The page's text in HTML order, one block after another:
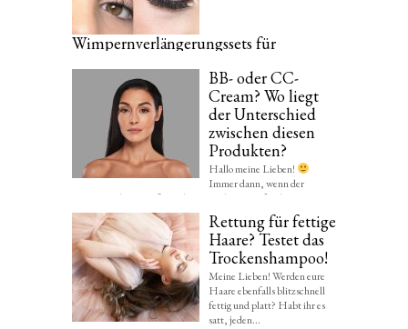
Wimpernverlängerungssets für
Produktvergleich!
Ich muss ganz am Anfang schreiben, dass meine Naturwimpern
eine echte Katastrophe sind. Da das Ankleben...
BB- oder CC-
Cream? Wo liegt
der Unterschied
zwischen diesen
Produkten?
Hallo meine Lieben!
Immer dann, wenn der
Sommer sich mit großen Schritten nähert, greife ich...
Rettung für fettige
Haare? Testet das
Trockenshampoo!
Meine Lieben! Werden eure
Haare ebenfalls blitzschnell
fettig und platt? Habt ihr es
satt, jeden...